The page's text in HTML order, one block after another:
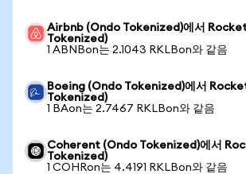
Airbnb (Ondo Tokenized)에서
Tokenized)
1 ABNBon는 2.1043 RKLBon와 같음
Boeing (Ondo Tokenized)에서
Tokenized)
1 BAon는 2.7467 RKLBon와 같음
Coherent (Ondo Tokenized)에서
Tokenized)
1 COHRon는 4.4191 RKLBon와 같음